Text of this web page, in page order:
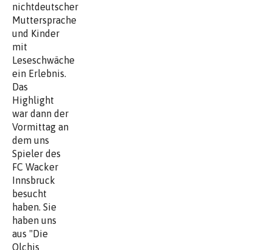
nichtdeutscher
Muttersprache
und Kinder
mit
Leseschwäche
ein Erlebnis.
Das
Highlight
war dann der
Vormittag an
dem uns
Spieler des
FC Wacker
Innsbruck
besucht
haben. Sie
haben uns
aus "Die
Olchis